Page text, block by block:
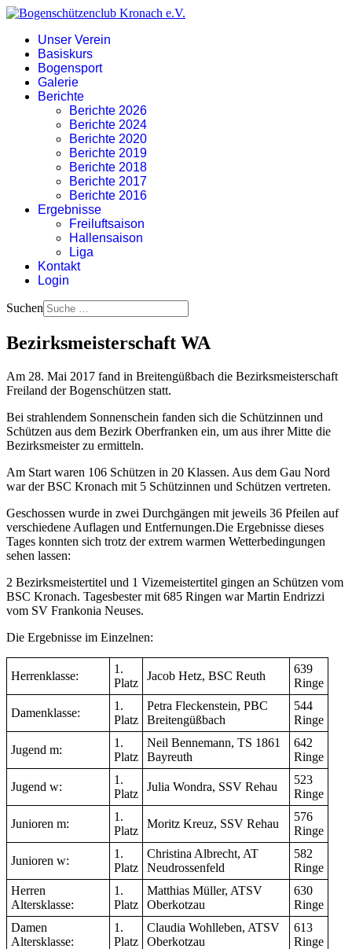
Unser Verein
Basiskurs
Bogensport
Galerie
Berichte
Berichte 2026
Berichte 2024
Berichte 2020
Berichte 2019
Berichte 2018
Berichte 2017
Berichte 2016
Ergebnisse
Freiluftsaison
Hallensaison
Liga
Kontakt
Login
Suchen
Bezirksmeisterschaft WA
Am 28. Mai 2017 fand in Breitengüßbach die Bezirksmeisterschaft
Freiland der Bogenschützen statt.
Bei strahlendem Sonnenschein fanden sich die Schützinnen und
Schützen aus dem Bezirk Oberfranken ein, um aus ihrer Mitte die
Bezirksmeister zu ermitteln.
Am Start waren 106 Schützen in 20 Klassen. Aus dem Gau Nord
war der BSC Kronach mit 5 Schützinnen und Schützen vertreten.
Geschossen wurde in zwei Durchgängen mit jeweils 36 Pfeilen auf
verschiedene Auflagen und Entfernungen.Die Ergebnisse dieses
Tages konnten sich trotz der extrem warmen Wetterbedingungen
sehen lassen:
2 Bezirksmeistertitel und 1 Vizemeistertitel gingen an Schützen vom
BSC Kronach. Tagesbester mit 685 Ringen war Martin Endrizzi
vom SV Frankonia Neuses.
Die Ergebnisse im Einzelnen:
Herrenklasse:
1.
Platz
Jacob Hetz, BSC Reuth
639
Ringe
Damenklasse:
1.
Platz
Petra Fleckenstein, PBC
Breitengüßbach
544
Ringe
Jugend m:
1.
Platz
Neil Bennemann, TS 1861
Bayreuth
642
Ringe
Jugend w:
1.
Platz
Julia Wondra, SSV Rehau
523
Ringe
Junioren m:
1.
Platz
Moritz Kreuz, SSV Rehau
576
Ringe
Junioren w:
1.
Platz
Christina Albrecht, AT
Neudrossenfeld
582
Ringe
Herren
Altersklasse:
1.
Platz
Matthias Müller, ATSV
Oberkotzau
630
Ringe
Damen
Altersklasse:
1.
Platz
Claudia Wohlleben, ATSV
Oberkotzau
613
Ringe